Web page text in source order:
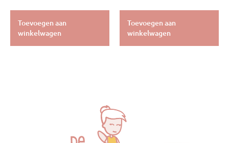
Toevoegen aan
winkelwagen
Toevoegen aan
winkelwagen